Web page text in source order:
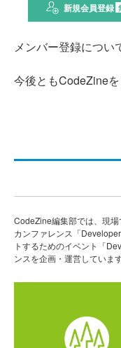
新規会員登録
メンバー登録につい
今後ともCodeZine
CodeZine編集部では、現
カンファレンス「
トするためのイベント「
ンスを企画・運営しています